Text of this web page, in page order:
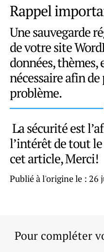
Rappel
Une sauvegarde
de votre site
données,
nécessaire afin
problème.
La sécurité est
l’intérêt de tout
cet article, Merci!
Publié à l'origine le : 26
Pour compléter